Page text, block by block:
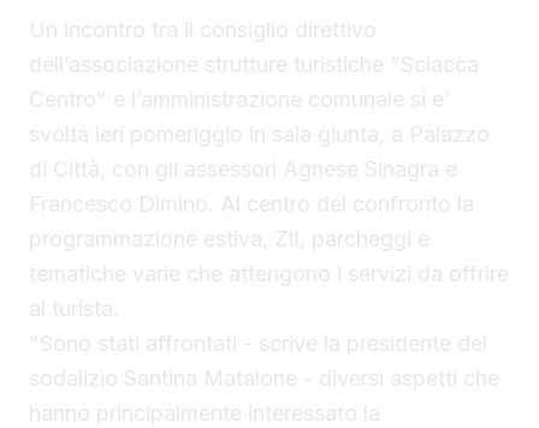
Un incontro tra il consiglio direttivo
dell’associazione strutture turistiche "Sciacca
Centro" e l’amministrazione comunale si e'
svolta ieri pomeriggio in sala giunta, a Palazzo
di Città, con gli assessori Agnese Sinagra e
Francesco Dimino. Al centro del confronto la
programmazione estiva, Ztl, parcheggi e
tematiche varie che attengono i servizi da offrire
al turista.
"Sono stati affrontati - scrive la presidente del
sodalizio Santina Matalone - diversi aspetti che
hanno principalmente interessato la